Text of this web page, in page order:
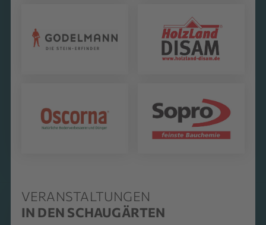
& CO. KG
Holzland Disam
GmbH
GmbH & Co. KG
Sopro Bauchemie
GmbH
VERANSTALTUNGEN
IN DEN SCHAUGÄRTEN